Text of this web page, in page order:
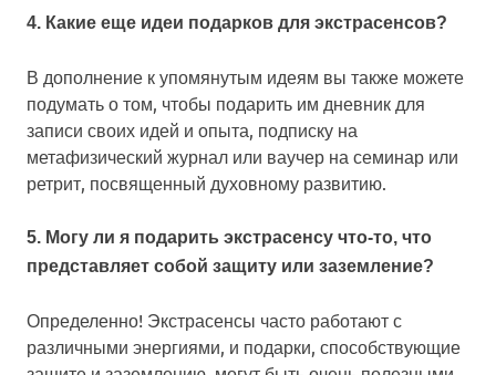
4. Какие еще идеи подарков для экстрасенсов?
В дополнение к упомянутым идеям вы также можете
подумать о том, чтобы подарить им дневник для
записи своих идей и опыта, подписку на
метафизический журнал или ваучер на семинар или
ретрит, посвященный духовному развитию.
5. Могу ли я подарить экстрасенсу что-то, что
представляет собой защиту или заземление?
Определенно! Экстрасенсы часто работают с
различными энергиями, и подарки, способствующие